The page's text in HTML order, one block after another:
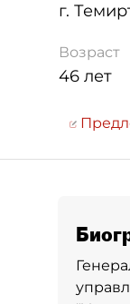
г.
Возраст
46 лет